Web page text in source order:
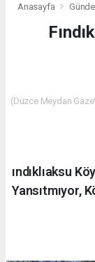
Anasayfa
(Düzce Meydan
ındıklıaksu
Yansıtmıyor,